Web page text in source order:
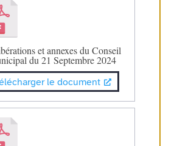
et annexes du Conseil
du 21 Septembre 2024
le document